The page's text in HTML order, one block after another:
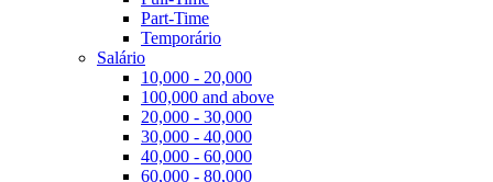
Part-Time
Temporário
Salário
10,000 - 20,000
100,000 and above
20,000 - 30,000
30,000 - 40,000
40,000 - 60,000
60,000 - 80,000